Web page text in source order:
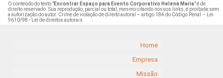
O conteúdo do texto "Encontrar Espaço para Evento Corporativo Helena Maria" é de
direito reservado. Sua reprodução, parcial ou total, mesmo citando nossos links, é proibida sem
a autorização do autor. Crime de violação de direito autoral – artigo 184 do Código Penal –
Lei
9610/98 - Lei de direitos autorais
Home
Empresa
Missão